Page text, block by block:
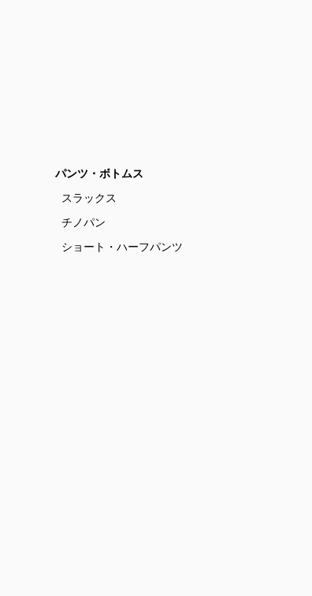
パンツ・ボトムス
スラックス
チノパン
ショート・ハーフパンツ